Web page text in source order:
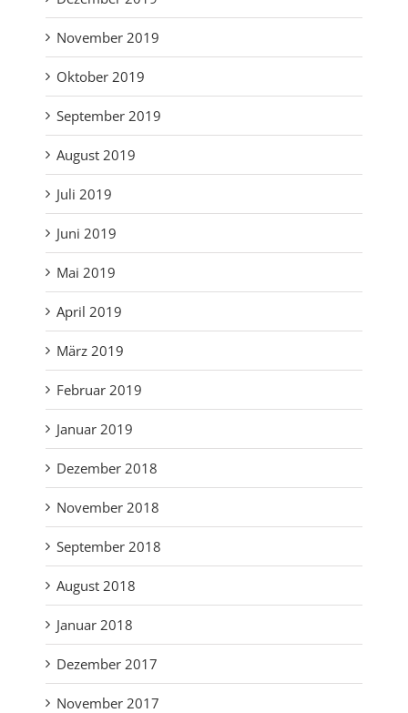
November 2019
Oktober 2019
September 2019
August 2019
Juli 2019
Juni 2019
Mai 2019
April 2019
März 2019
Februar 2019
Januar 2019
Dezember 2018
November 2018
September 2018
August 2018
Januar 2018
Dezember 2017
November 2017